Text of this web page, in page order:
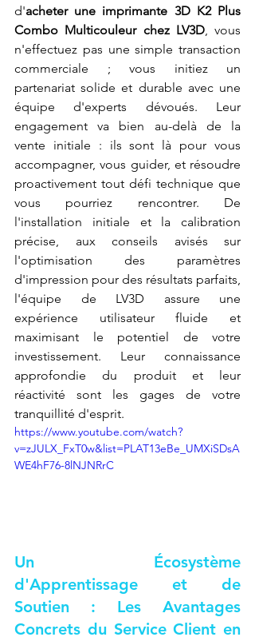
d'acheter une imprimante 3D K2 Plus
Combo Multicouleur chez LV3D, vous
n'effectuez pas une simple transaction
commerciale ; vous initiez un
partenariat solide et durable avec une
équipe d'experts dévoués. Leur
engagement va bien au-delà de la
vente initiale : ils sont là pour vous
accompagner, vous guider, et résoudre
proactivement tout défi technique que
vous pourriez rencontrer. De
l'installation initiale et la calibration
précise, aux conseils avisés sur
l'optimisation des paramètres
d'impression pour des résultats parfaits,
l'équipe de LV3D assure une
expérience utilisateur fluide et
maximisant le potentiel de votre
investissement. Leur connaissance
approfondie du produit et leur
réactivité sont les gages de votre
tranquillité d'esprit.
https://www.youtube.com/watch?
v=zJULX_FxT0w&list=PLAT13eBe_UMXiSDsA
WE4hF76-8lNJNRrC
Un Écosystème
d'Apprentissage et de
Soutien : Les Avantages
Concrets du Service Client en